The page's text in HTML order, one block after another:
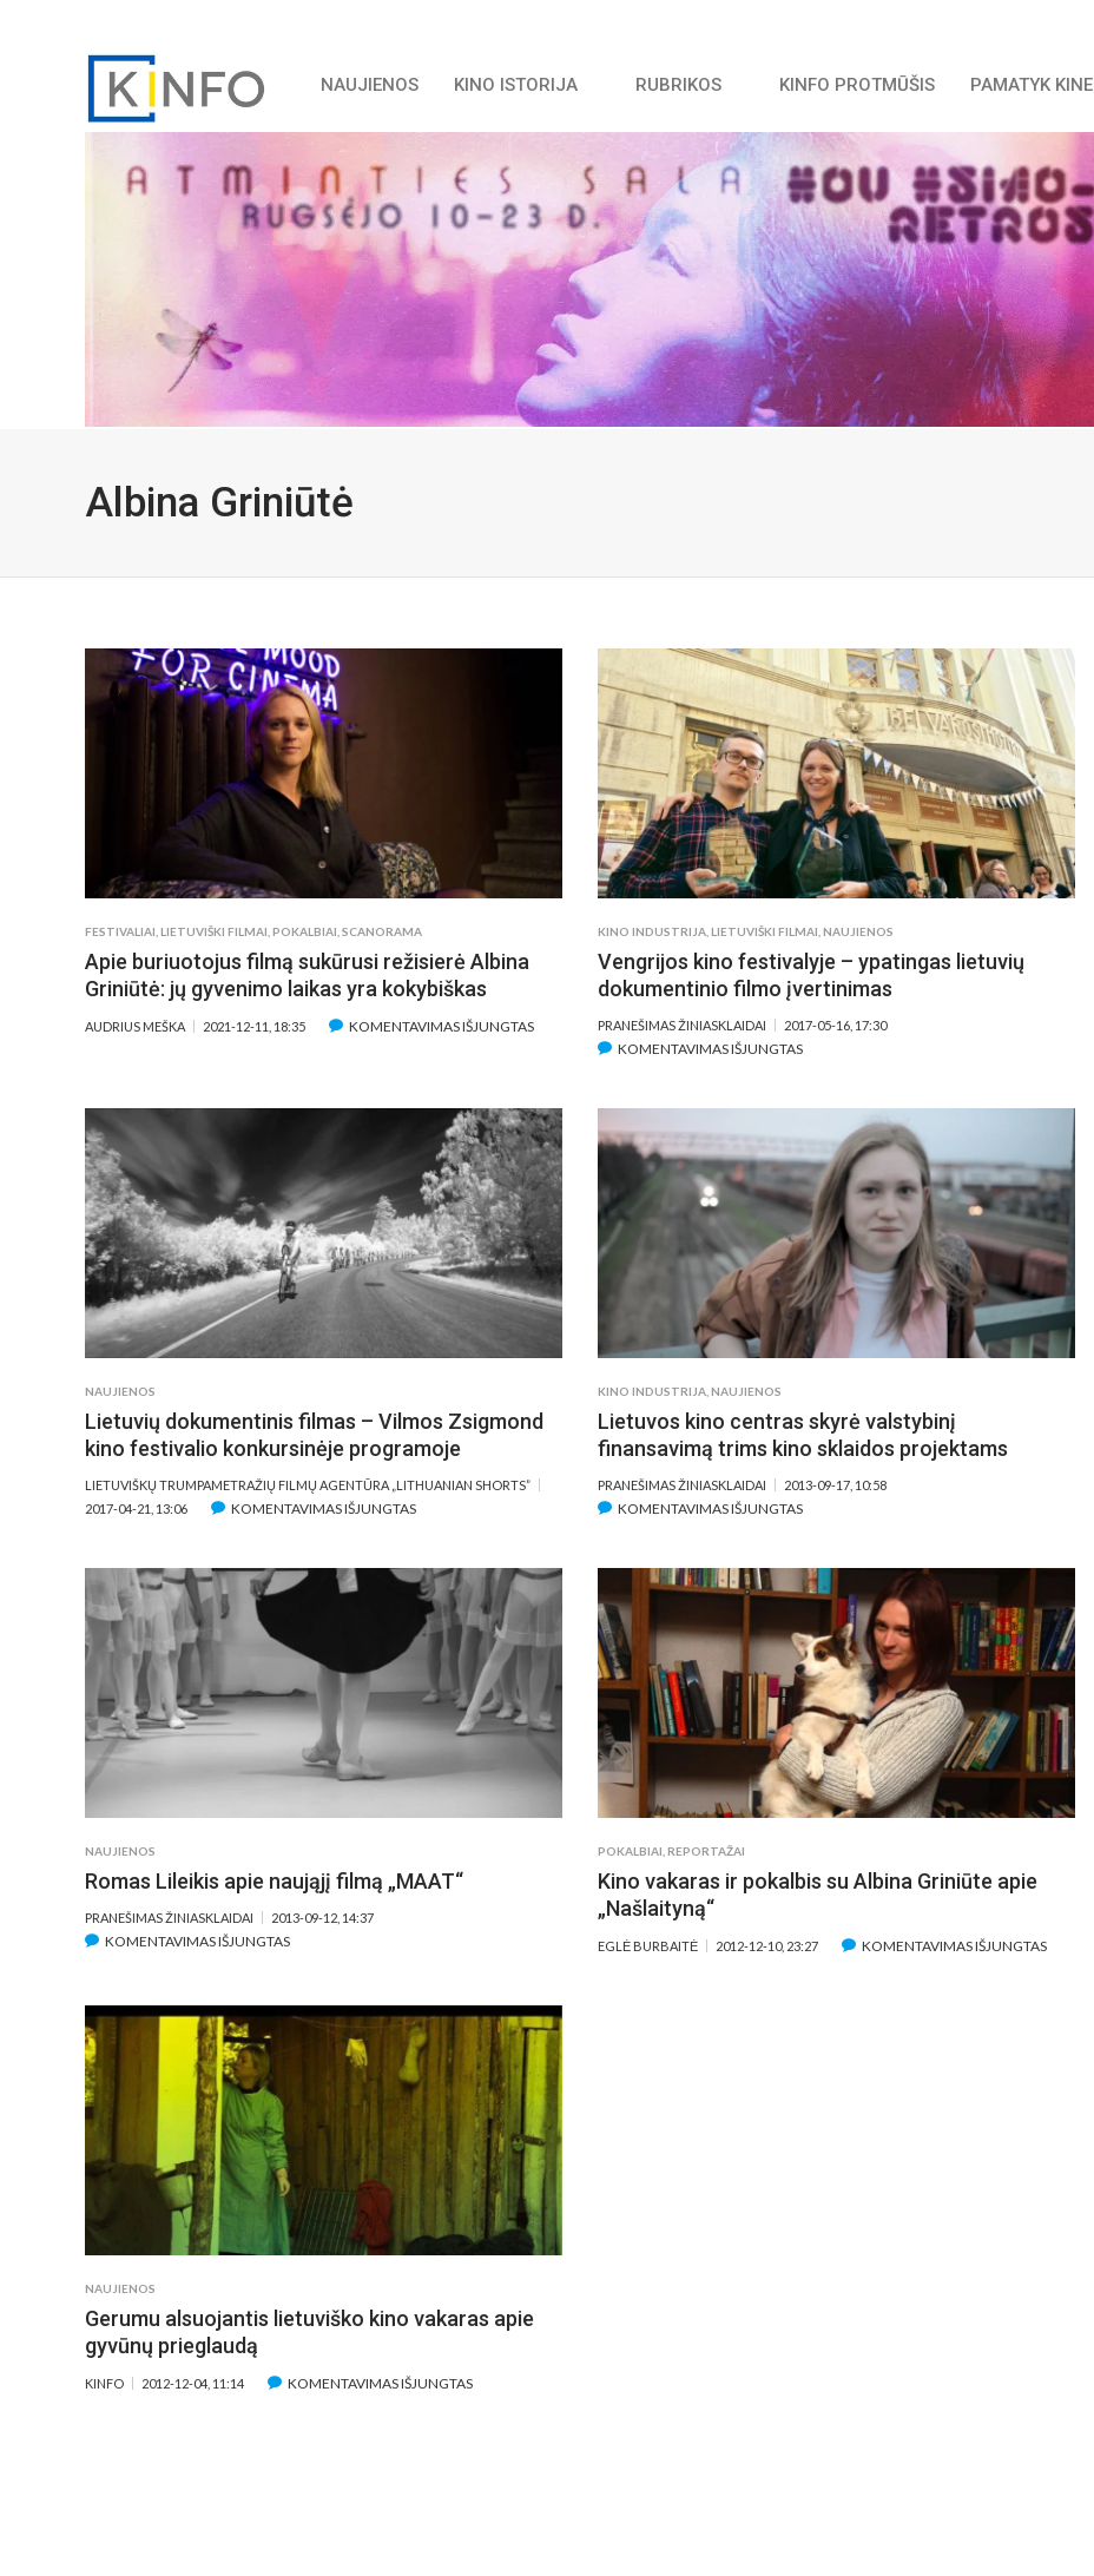
NAUJIENOS KINO ISTORIJA RUBRIKOS KINFO PROTMŪŠIS PAMATYK KINE
Albina Griniūtė
FESTIVALIAI LIETUVIŠKI FILMAI POKALBIAI SCANORAMA
Apie buriuotojus filmą sukūrusi režisierė Albina
Griniūtė: jų gyvenimo laikas yra kokybiškas
AUDRIUS MEŠKA 2021-12-11, 18:35 KOMENTAVIMAS IŠJUNGTASĮRAŠE
SUKŪRUSI
REŽISIERĖ
ALBINA
GRINIŪTĖ:
GYVENIMO
LAIKAS
YRA
KINO INDUSTRIJA ,LIETUVIŠKI FILMAI ,NAUJIENOS
Vengrijos kino festivalyje – ypatingas lietuvių
dokumentinio filmo įvertinimas
PRANEŠIMAS ŽINIASKLAIDAI 2017-05-16, 17:30
KOMENTAVIMAS IŠJUNGTASĮRAŠE
FESTIVALYJE
YPATINGAS
LIETUVIŲ
DOKUMENTINIO
FILMO
ĮVERTINIMAS
NAUJIENOS
Lietuvių dokumentinis filmas – Vilmos Zsigmond
kino festivalio konkursinėje programoje
LIETUVIŠKŲ TRUMPAMETRAŽIŲ FILMŲ AGENTŪRA „LITHUANIAN SHORTS”
2017-04-21, 13:06
KOMENTAVIMAS IŠJUNGTASĮRAŠE
FILMAS
VILMOS
ZSIGMOND
KINO
FESTIVALIO
KONKURSINĖJE
KINO INDUSTRIJA ,NAUJIENOS
Lietuvos kino centras skyrė valstybinį
finansavimą trims kino sklaidos projektams
PRANEŠIMAS ŽINIASKLAIDAI 2013-09-17, 10:58
KOMENTAVIMAS IŠJUNGTASĮRAŠE
CENTRAS
VALSTYBINĮ
FINANSAVIMĄ
TRIMS
KINO
SKLAIDOS
PROJEKTAMS
NAUJIENOS
Romas Lileikis apie naująjį filmą „MAAT“
PRANEŠIMAS ŽINIASKLAIDAI 2013-09-12, 14:37
KOMENTAVIMAS IŠJUNGTASĮRAŠE
APIE
NAUJĄJĮ
POKALBIAI ,REPORTAŽAI
Kino vakaras ir pokalbis su Albina Griniūte apie
„Našlaityną“
EGLĖ BURBAITĖ 2012-12-10, 23:27 KOMENTAVIMAS IŠJUNGTASĮRAŠE
NAUJIENOS
Gerumu alsuojantis lietuviško kino vakaras apie
gyvūnų prieglaudą
KINFO 2012-12-04, 11:14 KOMENTAVIMAS IŠJUNGTASĮRAŠE